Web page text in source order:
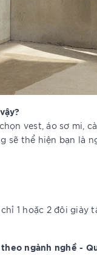
vest, áo sơ mi,
sẽ thể hiện bạn là
1 hoặc 2 đôi giày
ngành nghề -